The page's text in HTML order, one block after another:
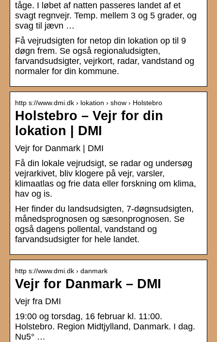
tåge. I løbet af natten passeres landet af et
svagt regnvejr. Temp. mellem 3 og 5 grader, og
svag til jævn …
Få vejrudsigten for netop din lokation op til 9
døgn frem. Se også regionaludsigten,
farvandsudsigter, vejrkort, radar, vandstand og
normaler for din kommune.
http s://www.dmi.dk › lokation › show › Holstebro
Holstebro – Vejr for din
lokation | DMI
Vejr for Danmark | DMI
Få din lokale vejrudsigt, se radar og undersøg
vejrarkivet, bliv klogere på vejr, varsler,
klimaatlas og frie data eller forskning om klima,
hav og is.
Her finder du landsudsigten, 7-døgnsudsigten,
månedsprognosen og sæsonprognosen. Se
også dagens pollental, vandstand og
farvandsudsigter for hele landet.
http s://www.dmi.dk › danmark
Vejr for Danmark – DMI
Vejr fra DMI
19:00 og torsdag, 16 februar kl. 11:00.
Holstebro. Region Midtjylland, Danmark. I dag.
Nu5° …